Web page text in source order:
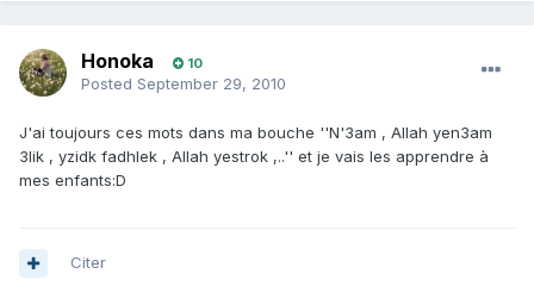
Honoka 10
Posted September 29, 2010
J'ai toujours ces mots dans ma bouche ''N'3am , Allah yen3am
3lik , yzidk fadhlek , Allah yestrok ,..'' et je vais les apprendre à
mes enfants:D
Citer